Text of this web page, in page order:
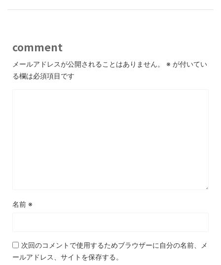
comment
メールアドレスが公開されることはありません。 ※ が付いてい
る欄は必須項目です
名前 ※
次回のコメントで使用するためブラウザーに自分の名前、メ
ールアドレス、サイトを保存する。